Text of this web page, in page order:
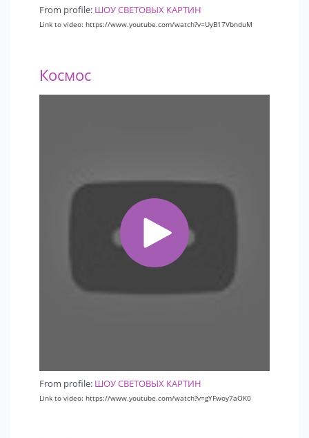
From profile: ШОУ СВЕТОВЫХ КАРТИН
Link to video: https://www.youtube.com/watch?v=UyB17VbnduM
Космос
From profile: ШОУ СВЕТОВЫХ КАРТИН
Link to video: https://www.youtube.com/watch?v=gYFwoy7aOK0